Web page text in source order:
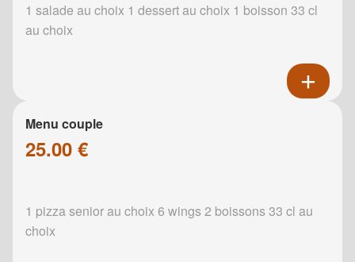
1 salade au choix 1 dessert au choix 1 boisson 33 cl
au choix
Menu couple
25.00 €
1 pizza senior au choix 6 wings 2 boissons 33 cl au
choix